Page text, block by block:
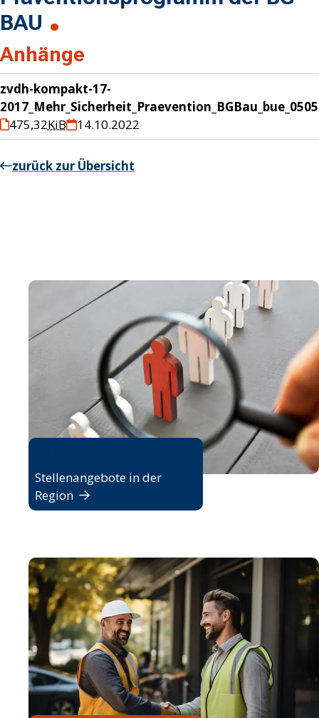
BAU
Anhänge
zvdh-kompakt-17-
475,32KiB 14.10.2022
zurück zur Übersicht
Stellenangebote in der
Region